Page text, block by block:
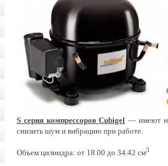
S серия компрессоров Cubigel — имеют
снизить шум и вибрацию при работе.
Объем цилиндра: от 18.00 до 34.42 см3